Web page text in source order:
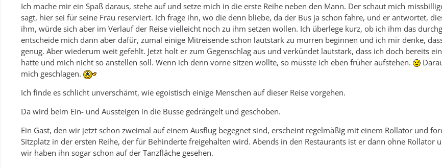
Ich mache mir ein Spaß daraus, stehe auf und setze mich in die erste Reihe neben den Mann. Der schaut mich
sagt, hier sei für seine Frau reserviert. Ich frage ihn, wo die denn bliebe, da der Bus ja schon fahre, und er antwortet,
ihm, würde sich aber im Verlauf der Reise vielleicht noch zu ihm setzen wollen. Ich überlege kurz, ob ich ihm das
entscheide mich dann aber dafür, zumal einige Mitreisende schon lautstark zu murren beginnen und ich mir denke,
genug. Aber wiederum weit gefehlt. Jetzt holt er zum Gegenschlag aus und verkündet lautstark, dass ich doch bereits
hatte und mich nicht so anstellen soll. Wenn ich denn vorne sitzen wollte, so müsste ich eben früher aufstehen.
mich geschlagen.
Ich finde es schlicht unverschämt, wie egoistisch einige Menschen auf dieser Reise vorgehen.
Da wird beim Ein- und Aussteigen in die Busse gedrängelt und geschoben.
Ein Gast, den wir jetzt schon zweimal auf einem Ausflug begegnet sind, erscheint regelmäßig mit einem Rollator und
Sitzplatz in der ersten Reihe, der für Behinderte freigehalten wird. Abends in den Restaurants ist er dann ohne Rollator
wir haben ihn sogar schon auf der Tanzfläche gesehen.